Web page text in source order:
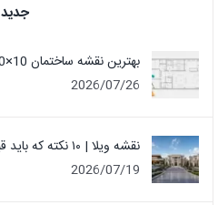
جدید
بهترین نقشه ساختمان 10×20 | پلان سه خوابه بی نقص
2026/07/26
نقشه ویلا | ۱۰ نکته که باید قبل از طراحی ویلا بدانید!
2026/07/19